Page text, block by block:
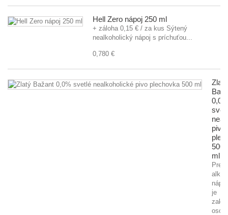
Hell Zero nápoj 250 ml
+ záloha 0,15 € / za kus Sýtený
nealkoholický nápoj s príchuťou...
0,780 €
Zlatý
0,0%
pivo
500
ml
je